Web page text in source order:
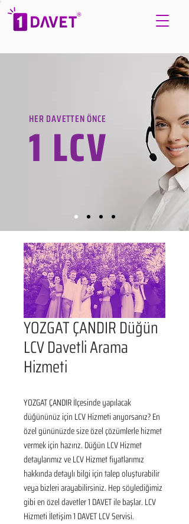
HER DAVETTEN ÖNCE
1 LCV
YOZGAT ÇANDIR Düğün
LCV Davetli Arama
Hizmeti
YOZGAT ÇANDIR İlçesinde yapılacak
düğününüz için LCV Hizmeti arıyorsanız? En
özel gününüzde size özel çözümlerle hizmet
vermek için hazırız. Düğün LCV Hizmet
detaylarımız ve LCV Hizmet fiyatlarımız
hakkında detaylı bilgi için talep oluşturabilir
veya bizleri arayabilirsiniz. Hep söylediğimiz
gibi en özel davetler 1 DAVET ile başlar. LCV
Hizmeti İletişim 1 DAVET LCV Servisi.